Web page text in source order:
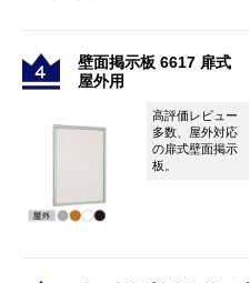
壁面掲示板 6617 扉式
屋外用
高評価レビュー
多数、屋外対応
の扉式壁面掲示
板。